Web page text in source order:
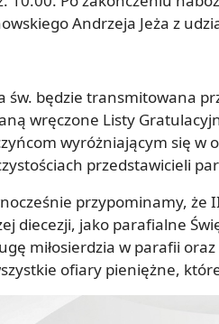
Andrzeja Jeża z
św. będzie transmitowana
wręczone Listy
wyróżniającym się w
przedstawicieli
przypominamy, że
diecezji, jako parafialne
miłosierdzia w parafii
ofiary pieniężne,